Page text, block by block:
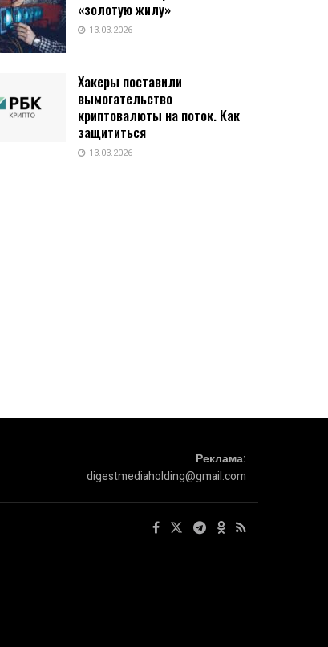
«золотую жилу»
13.03.2026
Хакеры поставили
вымогательство
криптовалюты на поток. Как
защититься
13.03.2026
Реклама:
digestmediaholding@gmail.com